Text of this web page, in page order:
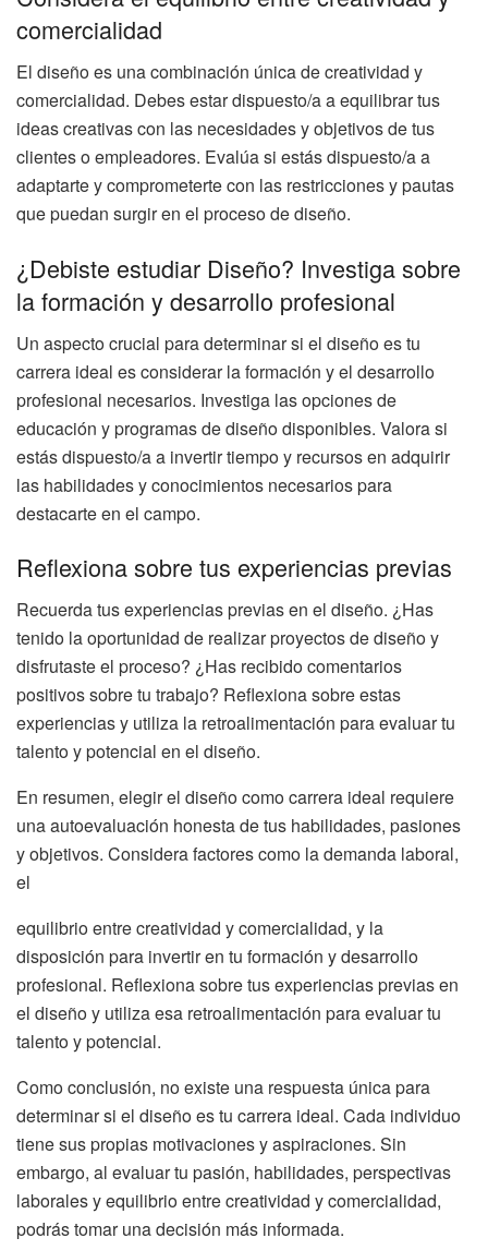
comercialidad
El diseño es una combinación única de creatividad y
comercialidad. Debes estar dispuesto/a a equilibrar tus
ideas creativas con las necesidades y objetivos de tus
clientes o empleadores. Evalúa si estás dispuesto/a a
adaptarte y comprometerte con las restricciones y pautas
que puedan surgir en el proceso de diseño.
¿Debiste estudiar Diseño? Investiga sobre
la formación y desarrollo profesional
Un aspecto crucial para determinar si el diseño es tu
carrera ideal es considerar la formación y el desarrollo
profesional necesarios. Investiga las opciones de
educación y programas de diseño disponibles. Valora si
estás dispuesto/a a invertir tiempo y recursos en adquirir
las habilidades y conocimientos necesarios para
destacarte en el campo.
Reflexiona sobre tus experiencias previas
Recuerda tus experiencias previas en el diseño. ¿Has
tenido la oportunidad de realizar proyectos de diseño y
disfrutaste el proceso? ¿Has recibido comentarios
positivos sobre tu trabajo? Reflexiona sobre estas
experiencias y utiliza la retroalimentación para evaluar tu
talento y potencial en el diseño.
En resumen, elegir el diseño como carrera ideal requiere
una autoevaluación honesta de tus habilidades, pasiones
y objetivos. Considera factores como la demanda laboral,
el
equilibrio entre creatividad y comercialidad, y la
disposición para invertir en tu formación y desarrollo
profesional. Reflexiona sobre tus experiencias previas en
el diseño y utiliza esa retroalimentación para evaluar tu
talento y potencial.
Como conclusión, no existe una respuesta única para
determinar si el diseño es tu carrera ideal. Cada individuo
tiene sus propias motivaciones y aspiraciones. Sin
embargo, al evaluar tu pasión, habilidades, perspectivas
laborales y equilibrio entre creatividad y comercialidad,
podrás tomar una decisión más informada.